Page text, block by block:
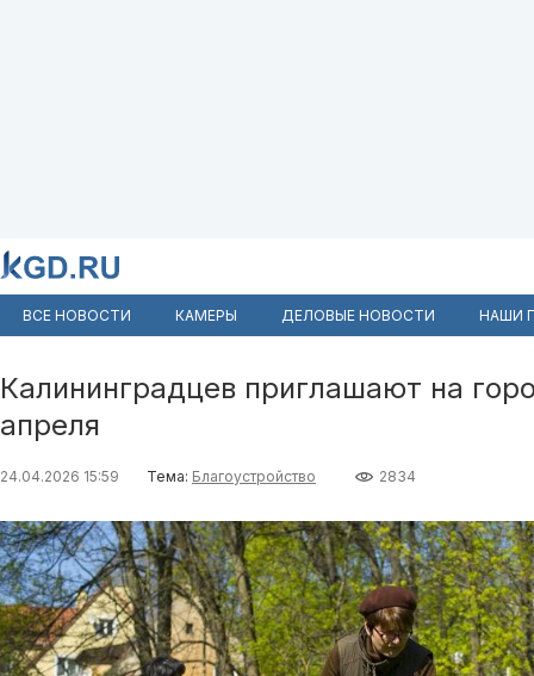
ВСЕ НОВОСТИ КАМЕРЫ ДЕЛОВЫЕ НОВОСТИ НАШИ
Калининградцев приглашают на
апреля
24.04.2026 15:59 Тема: Благоустройство 2834